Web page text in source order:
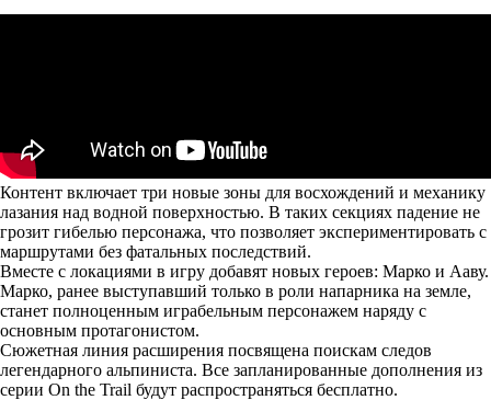
Контент включает три новые зоны для восхождений и механику
лазания над водной поверхностью. В таких секциях падение не
грозит гибелью персонажа, что позволяет экспериментировать с
маршрутами без фатальных последствий.
Вместе с локациями в игру добавят новых героев: Марко и Ааву.
Марко, ранее выступавший только в роли напарника на земле,
станет полноценным играбельным персонажем наряду с
основным протагонистом.
Сюжетная линия расширения посвящена поискам следов
легендарного альпиниста. Все запланированные дополнения из
серии On the Trail будут распространяться бесплатно.